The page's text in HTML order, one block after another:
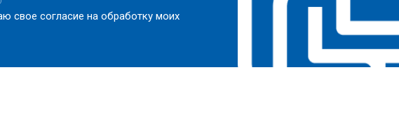
свое согласие на обработку моих